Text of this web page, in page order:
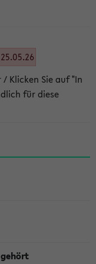
/ Klicken Sie auf "In
für diese